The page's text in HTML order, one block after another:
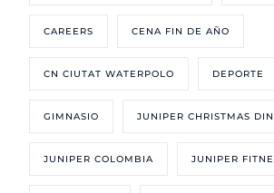
CAREERS CENA FIN DE AÑO
CN CIUTAT WATERPOLO DEPORTE
GIMNASIO JUNIPER CHRISTMAS
JUNIPER COLOMBIA JUNIPER